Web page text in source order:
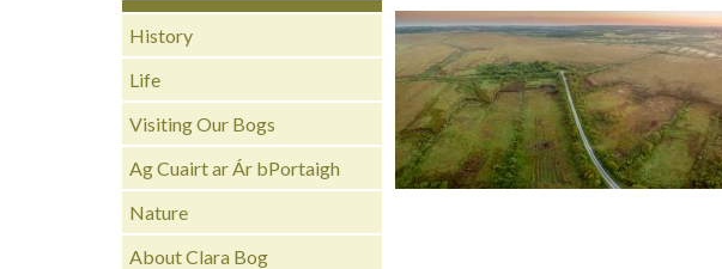
History
Life
Visiting Our Bogs
Ag Cuairt ar Ár bPortaigh
Nature
About Clara Bog